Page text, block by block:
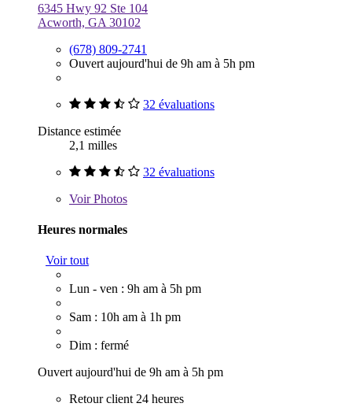
6345 Hwy 92 Ste 104
Acworth, GA 30102
(678) 809-2741
Ouvert aujourd'hui de 9h am à 5h pm
32 évaluations
Distance estimée
2,1 milles
32 évaluations
VoirPhotos
Heures normales
Voir tout
Lun - ven : 9h am à 5h pm
Sam : 10h am à 1h pm
Dim : fermé
Ouvert aujourd'hui de 9h am à 5h pm
Retour client 24 heures